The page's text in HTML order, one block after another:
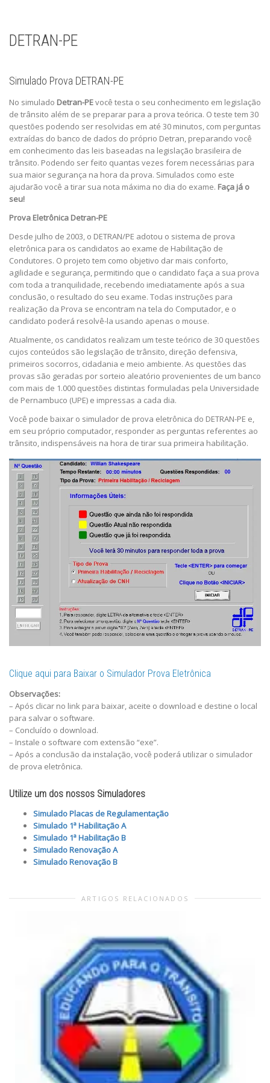
DETRAN-PE
Simulado Prova DETRAN-PE
No simulado Detran-PEvocê testa o seu conhecimento em legislação
de trânsito além de se preparar para a prova teórica. O teste tem 30
questões podendo ser resolvidas em até 30 minutos, com perguntas
extraídas do banco de dados do próprio Detran, preparando você
em conhecimento das leis baseadas na legislação brasileira de
trânsito. Podendo ser feito quantas vezes forem necessárias para
sua maior segurança na hora da prova. Simulados como este
ajudarão você a tirar sua nota máxima no dia do exame. Faça já o
seu!
Prova Eletrônica Detran-PE
Desde julho de 2003, o DETRAN/PE adotou o sistema de prova
eletrônica para os candidatos ao exame de Habilitação de
Condutores. O projeto tem como objetivo dar mais conforto,
agilidade e segurança, permitindo que o candidato faça a sua prova
com toda a tranquilidade, recebendo imediatamente após a sua
conclusão, o resultado do seu exame. Todas instruções para
realização da Prova se encontram na tela do Computador, e o
candidato poderá resolvê-la usando apenas o mouse.
Atualmente, os candidatos realizam um teste teórico de 30 questões
cujos conteúdos são legislação de trânsito, direção defensiva,
primeiros socorros, cidadania e meio ambiente. As questões das
provas são geradas por sorteio aleatório provenientes de um banco
com mais de 1.000 questões distintas formuladas pela Universidade
de Pernambuco (UPE) e impressas a cada dia.
Você pode baixar o simulador de prova eletrônica do DETRAN-PE e,
em seu próprio computador, responder as perguntas referentes ao
trânsito, indispensáveis na hora de tirar sua primeira habilitação.
Clique aqui para Baixar o Simulador Prova Eletrônica
Observações:
– Após clicar no link para baixar, aceite o download e destine o local
para salvar o software.
– Concluído o download.
– Instale o software com extensão “exe”.
– Após a conclusão da instalação, você poderá utilizar o simulador
de prova eletrônica.
Utilize um dos nossos Simuladores
Simulado Placas de Regulamentação
Simulado 1ª Habilitação A
Simulado 1ª Habilitação B
Simulado Renovação A
Simulado Renovação B
ARTIGOS RELACIONADOS